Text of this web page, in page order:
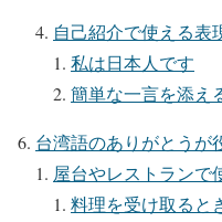
自己紹介で使える表
私は日本人です
簡単な一言を添え
台湾語のありがとうが
屋台やレストランで
料理を受け取ると